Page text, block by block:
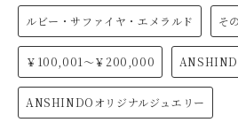
ルビー・サファイヤ・エメラルド そ
￥100,001～￥200,000
ANSHINDOオリジナルジュエリー